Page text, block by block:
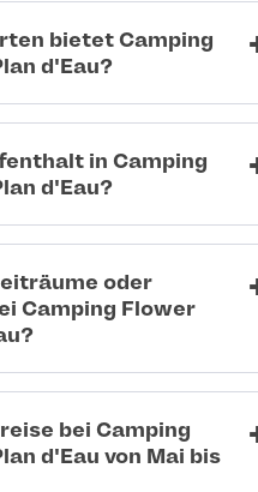
bietet Camping
d'Eau?
in Camping
d'Eau?
oder
Camping Flower
bei Camping
d'Eau von Mai bis